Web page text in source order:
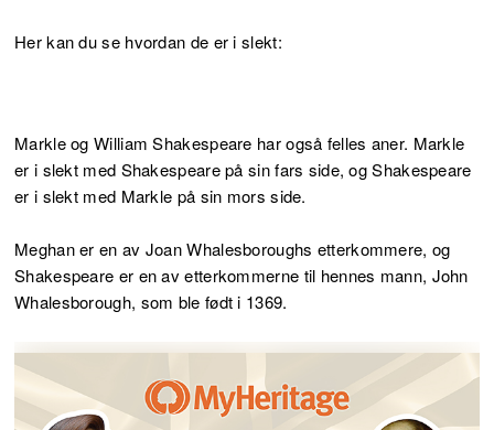
Her kan du se hvordan de er i slekt:
Markle og William Shakespeare har også felles aner. Markle
er i slekt med Shakespeare på sin fars side, og Shakespeare
er i slekt med Markle på sin mors side.
Meghan er en av Joan Whalesboroughs etterkommere, og
Shakespeare er en av etterkommerne til hennes mann, John
Whalesborough, som ble født i 1369.